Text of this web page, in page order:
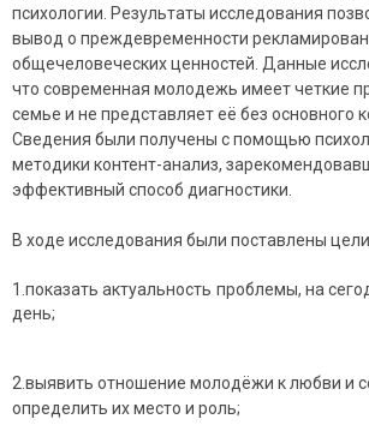
психологии. Результаты исследования
вывод о преждевременности
общечеловеческих ценностей. Данные
что современная молодежь имеет четкие
семье и не представляет её без основного
Сведения были получены с помощью
методики контент-анализ,
эффективный способ диагностики.
В ходе исследования были поставлены
1.показать актуальность проблемы, на
день;
2.выявить отношение молодёжи к любви и
определить их место и роль;